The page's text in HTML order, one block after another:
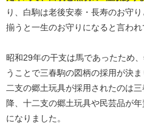
り、白駒は老後安泰・長寿のお守
揃うと一生のお守りになると言われ
昭和29年の干支は馬であったため
うことで三春駒の図柄の採用が決
二支の郷土玩具が採用されたのは
降、十二支の郷土玩具や民芸品が
になりました。